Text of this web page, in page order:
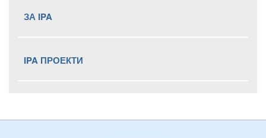
ЗА IPA
IPA ПРОЕКТИ